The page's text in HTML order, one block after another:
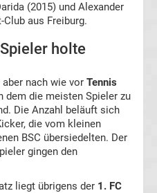
(2015) und Alexander
aus Freiburg.
holte
nach wie vor Tennis
dem die meisten Spieler zu
Die Anzahl beläuft sich
die vom kleinen
BSC übersiedelten. Der
gingen den
liegt übrigens der 1. FC